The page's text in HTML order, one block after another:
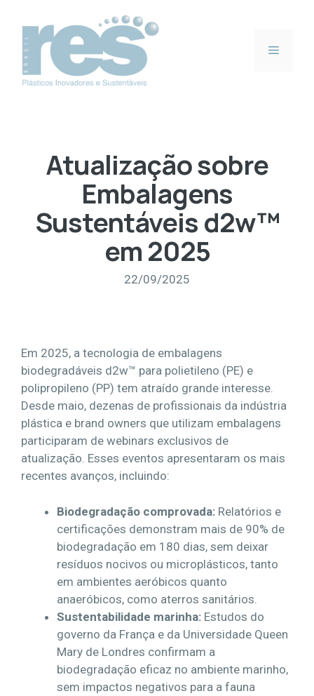
conteúdo
Menu
Atualização sobre
Embalagens
Sustentáveis d2w™
em 2025
22/09/2025
Em 2025, a tecnologia de embalagens
biodegradáveis d2w™ para polietileno (PE) e
polipropileno (PP) tem atraído grande interesse.
Desde maio, dezenas de profissionais da indústria
plástica e brand owners que utilizam embalagens
participaram de webinars exclusivos de
atualização. Esses eventos apresentaram os mais
recentes avanços, incluindo:
Biodegradação comprovada: Relatórios e
certificações demonstram mais de 90% de
biodegradação em 180 dias, sem deixar
resíduos nocivos ou microplásticos, tanto
em ambientes aeróbicos quanto
anaeróbicos, como aterros sanitários.
Sustentabilidade marinha: Estudos do
governo da França e da Universidade Queen
Mary de Londres confirmam a
biodegradação eficaz no ambiente marinho,
sem impactos negativos para a fauna